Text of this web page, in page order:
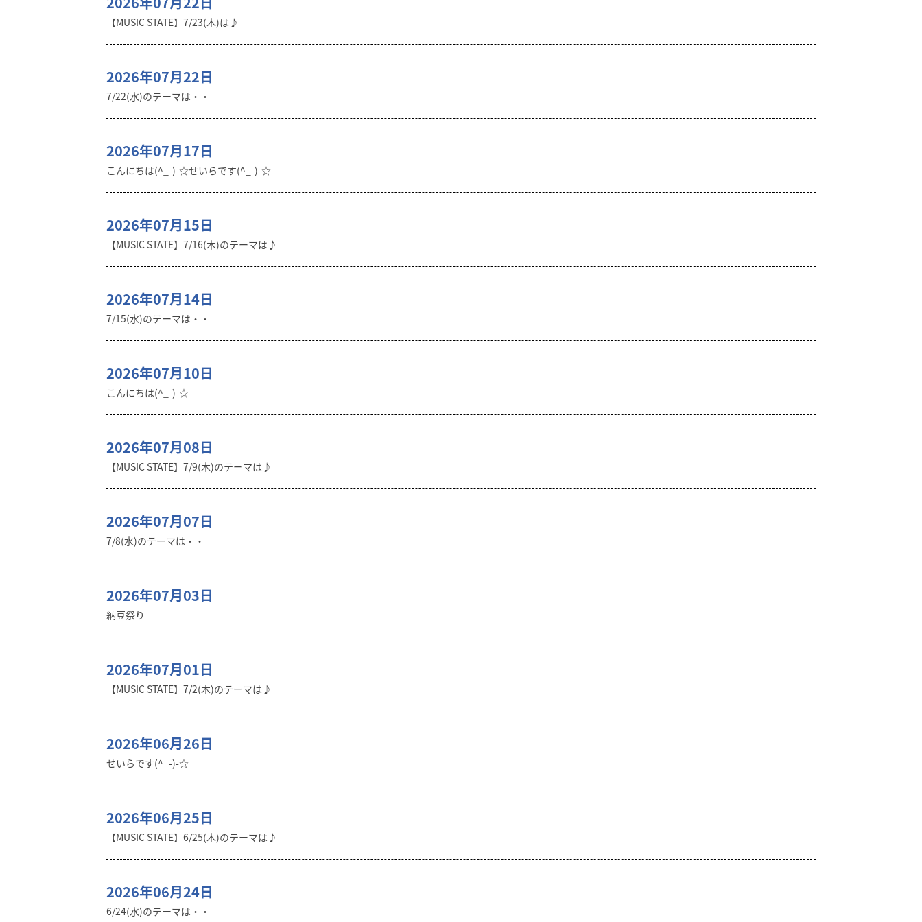
【MUSIC STATE】7/23(木)は♪
2026年07月22日
7/22(水)のテーマは・・
2026年07月17日
こんにちは(^_-)-☆せいらです(^_-)-☆
2026年07月15日
【MUSIC STATE】7/16(木)のテーマは♪
2026年07月14日
7/15(水)のテーマは・・
2026年07月10日
こんにちは(^_-)-☆
2026年07月08日
【MUSIC STATE】7/9(木)のテーマは♪
2026年07月07日
7/8(水)のテーマは・・
2026年07月03日
納豆祭り
2026年07月01日
【MUSIC STATE】7/2(木)のテーマは♪
2026年06月26日
せいらです(^_-)-☆
2026年06月25日
【MUSIC STATE】6/25(木)のテーマは♪
2026年06月24日
6/24(水)のテーマは・・